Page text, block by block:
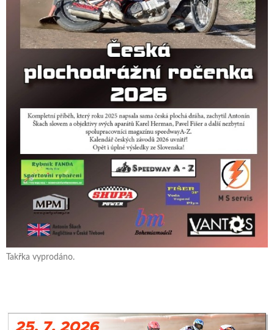
Takřka vyprodáno.